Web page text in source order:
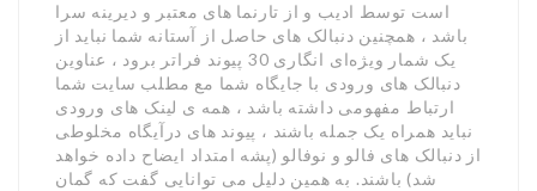
است توسط ادیب و از تارنما های معتبر و دیرینه سرا
باشد ، همچنین دنبالک های حاصل از آستانه شما نباید از
یک شمار ویژه‌ای انگاری 30 پیوند فراتر برود ، عناوین
دنبالک های ورودی با جایگاه شما مع مطلب سایت شما
ارتباط مفهومی داشته باشد ، همه ی لینک های ورودی
نباید همراه یک جمله باشند ، پیوند های درآیگاه مخلوطی
از دنبالک های فالو و نوفالو (پشه امتداد ایضاح داده خواهد
شد) باشند. به همین دلیل می توانایی گفت که گمان